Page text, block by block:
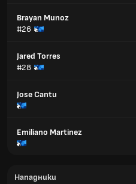
Brayan Munoz
#26
Jared Torres
#28
Jose Cantu
Emiliano Martinez
Нападники